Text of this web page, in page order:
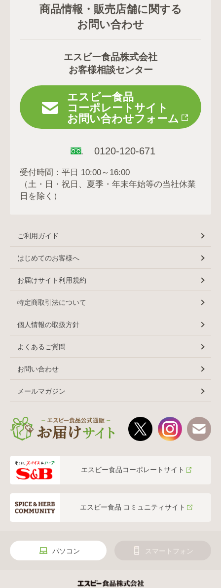
商品情報・販売店舗に関する
お問い合わせ
エスビー食品株式会社
お客様相談センター
エスビー食品
コーポレートサイト
お問い合わせフォーム
0120-120-671
受付時間：平日 10:00～16:00
（土・日・祝日、夏季・年末年始等の当社休業
日を除く）
ご利用ガイド
はじめてのお客様へ
お届けサイト利用規約
特定商取引法について
個人情報の取扱方針
よくあるご質問
お問い合わせ
メールマガジン
エスビー食品コーポレートサイト
エスビー食品 コミュニティサイト
パソコン スマートフォン